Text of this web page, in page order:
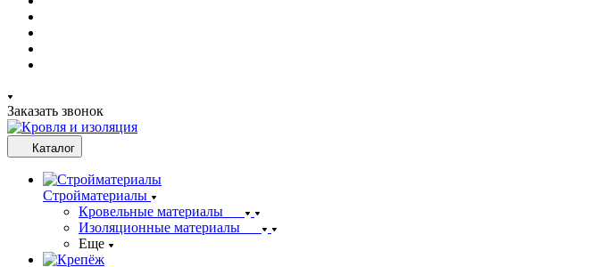
Заказать звонок
Каталог
Стройматериалы
Кровельные материалы
Изоляционные материалы
Еще